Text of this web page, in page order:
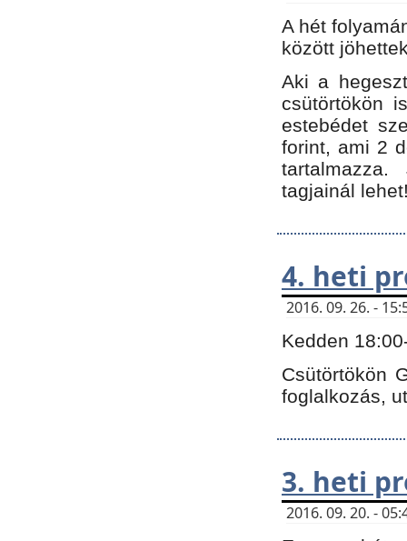
A hét
között
Aki a
csütörtökön
estebédet
forint, ami 2
tartalmazza.
tagjainál
4. heti
2016. 09. 26. -
Kedden
Csütörtökön
foglalkozás,
3. heti
2016. 09. 20. -